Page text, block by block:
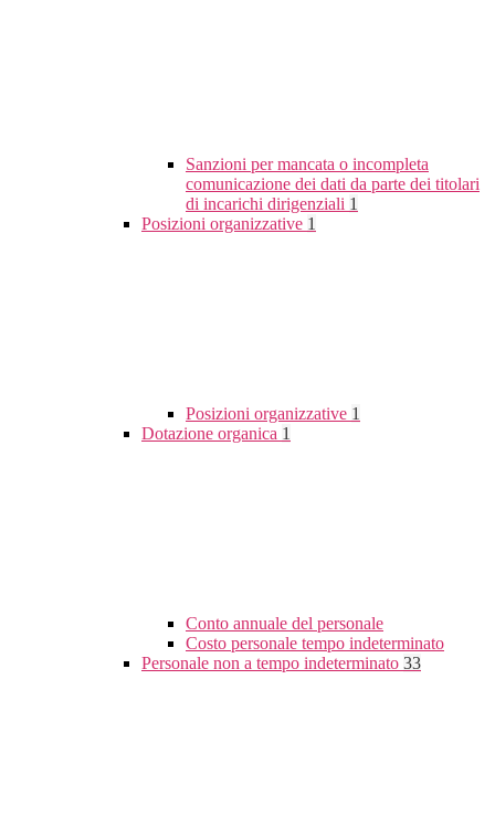
Sanzioni per mancata o incompleta
comunicazione dei dati da parte dei titolari
di incarichi dirigenziali 1
Posizioni organizzative 1
Posizioni organizzative 1
Dotazione organica 1
Conto annuale del personale
Costo personale tempo indeterminato
Personale non a tempo indeterminato 33